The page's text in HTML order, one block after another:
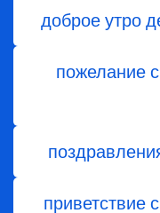
доброе утро
пожелание
приветствие